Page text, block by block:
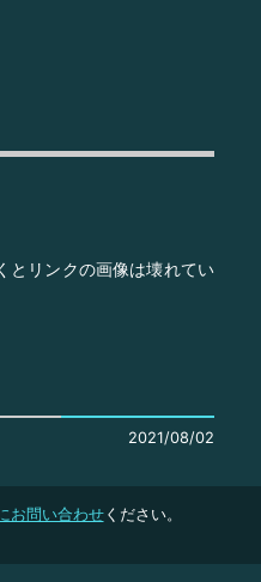
とリンクの画像は壊れてい
2021/08/02
お問い合わせください。